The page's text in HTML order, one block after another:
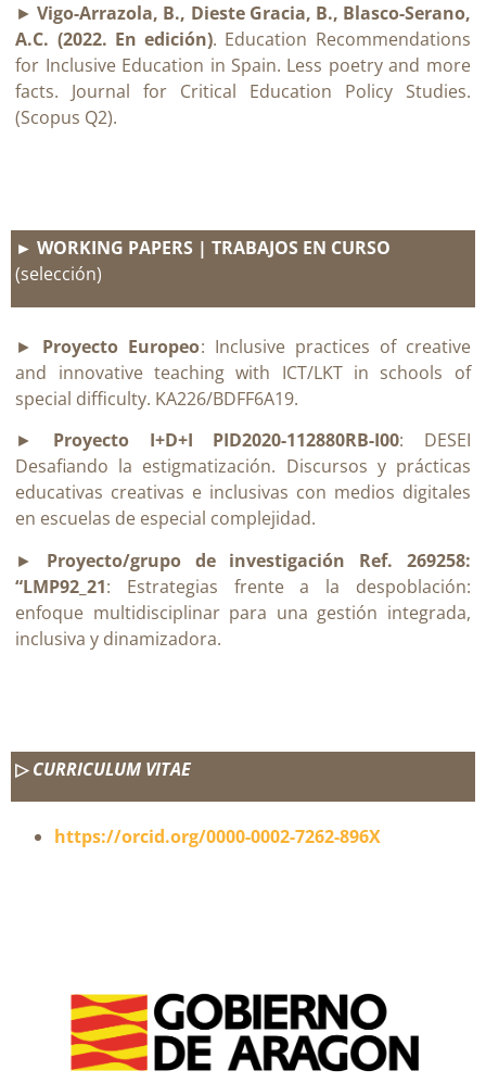
►Vigo-Arrazola, B., Dieste Gracia, B., Blasco-Serano,
A.C. (2022. En edición). Education Recommendations
for Inclusive Education in Spain. Less poetry and more
facts. Journal for Critical Education Policy Studies.
(Scopus Q2).
► WORKING PAPERS | TRABAJOS EN CURSO
(selección)
► Proyecto Europeo: Inclusive practices of creative
and innovative teaching with ICT/LKT in schools of
special difficulty. KA226/BDFF6A19.
► Proyecto I+D+I PID2020-112880RB-I00: DESEI
Desafiando la estigmatización. Discursos y prácticas
educativas creativas e inclusivas con medios digitales
en escuelas de especial complejidad.
► Proyecto/grupo de investigación Ref. 269258:
“LMP92_21: Estrategias frente a la despoblación:
enfoque multidisciplinar para una gestión integrada,
inclusiva y dinamizadora.
▷CURRICULUM VITAE
https://orcid.org/0000-0002-7262-896X